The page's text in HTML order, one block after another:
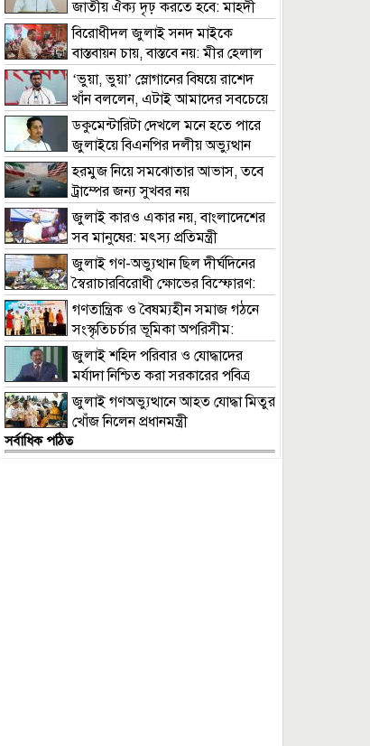
জাতীয় ঐক্য দৃঢ় করতে হবে: মাহদী
আমিন
বিরোধীদল জুলাই সনদ মাইকে
বাস্তবায়ন চায়, বাস্তবে নয়: মীর হেলাল
‘ভুয়া, ভুয়া’ স্লোগানের বিষয়ে রাশেদ
খাঁন বললেন, এটাই আমাদের সবচেয়ে
বড় অর্জন
ডকুমেন্টারিটা দেখলে মনে হতে পারে
জুলাইয়ে বিএনপির দলীয় অভ্যুত্থান
হয়েছে: সারজিস আলমহরমুজ নিয়ে সমঝোতার আভাস, তবে
ট্রাম্পের জন্য সুখবর নয়
জুলাই কারও একার নয়, বাংলাদেশের
সব মানুষের: মৎস্য প্রতিমন্ত্রী
জুলাই গণ-অভ্যুত্থান ছিল দীর্ঘদিনের
স্বৈরাচারবিরোধী ক্ষোভের বিস্ফোরণ:
স্বাস্থ্যমন্ত্রী
গণতান্ত্রিক ও বৈষম্যহীন সমাজ গঠনে
সংস্কৃতিচর্চার ভূমিকা অপরিসীম:
আইনমন্ত্রী
জুলাই শহিদ পরিবার ও যোদ্ধাদের
মর্যাদা নিশ্চিত করা সরকারের পবিত্র
দায়িত্ব: ভারপ্রাপ্ত রাষ্ট্রপতিজুলাই গণঅভ্যুত্থানে আহত যোদ্ধা মিতুর
খোঁজ নিলেন প্রধানমন্ত্রী
সর্বাধিক পঠিত